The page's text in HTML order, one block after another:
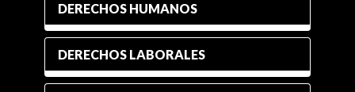
DERECHOS HUMANOS
DERECHOS LABORALES